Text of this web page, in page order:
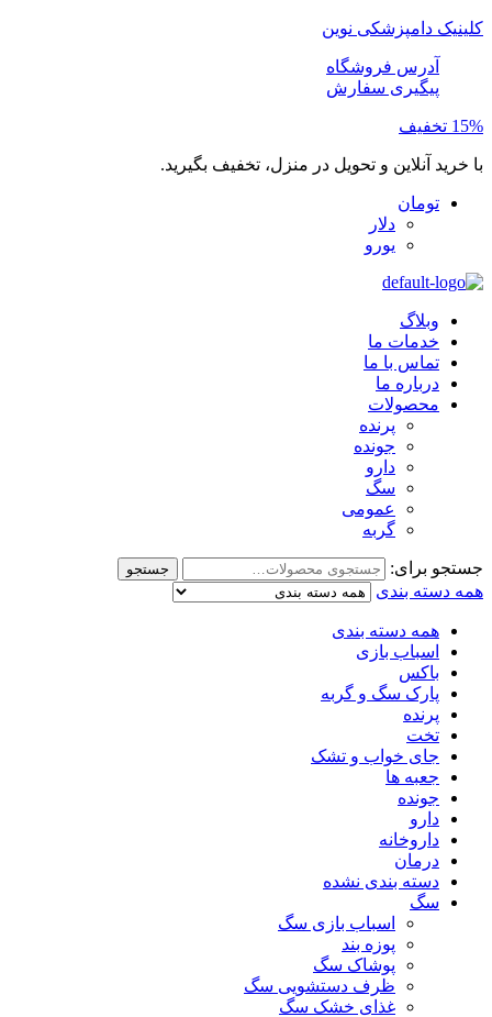
کلینیک دامپزشکی نوین
آدرس فروشگاه
پیگیری سفارش
15% تخفیف
با خرید آنلاین و تحویل در منزل، تخفیف بگیرید.
تومان
دلار
یورو
وبلاگ
خدمات ما
تماس با ما
درباره ما
محصولات
پرنده
جونده
دارو
سگ
عمومی
گربه
جستجو برای: جستجو
همه دسته بندی
همه دسته بندی
اسباب بازی
باکس
پارک سگ و گربه
پرنده
تخت
جای خواب و تشک
جعبه ها
جونده
دارو
داروخانه
درمان
دسته بندی نشده
سگ
اسباب بازی سگ
پوزه بند
پوشاک سگ
ظرف دستشویی سگ
غذای خشک سگ